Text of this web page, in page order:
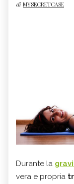
di MYSECRETCASE
Durante la
vera e propria